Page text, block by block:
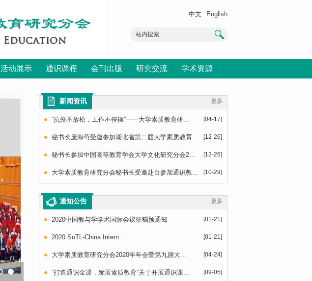
中文 English
活动展示 通识课程 会刊出版 研究交流 学术资源
更多
新闻资讯
[04-17]
“抗疫不放松，工作不停摆”——大学素质教育研...
[12-26]
秘书长庞海芍受邀参加湖北省第二届大学素质教育...
[12-26]
秘书长参加中国高等教育学会大学文化研究分会2...
[10-29]
大学素质教育研究分会秘书长受邀赴台参加通识教...
更多
通知公告
[01-21]
2020中国教与学学术国际会议征稿预通知
[01-21]
2020 SoTL-China Intern...
[04-24]
大学素质教育研究分会2020年年会暨第九届大...
[09-05]
“打造通识金课，发展素质教育”关于开展通识课...